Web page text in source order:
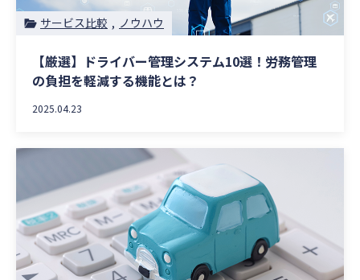
サービス比較 ノウハウ
【厳選】ドライバー管理システム10選！労務管理
の負担を軽減する機能とは？
2025.04.23